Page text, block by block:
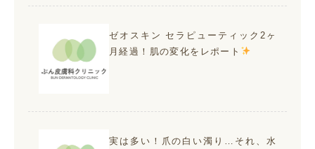
ゼオスキン セラピューティック2ヶ
月経過！肌の変化をレポート
実は多い！爪の白い濁り…それ、水